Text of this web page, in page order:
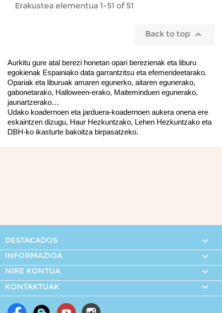
Erakustea elementua 1-51 of 51
Back to top 
Aurkitu gure atal berezi honetan opari berezienak eta liburu
egokienak Espainiako data garrantzitsu eta efemerideetarako.
Opariak eta liburuak amaren egunerko, aitaren egunerako,
gabonetarako, Halloween-erako, Maiteminduen egunerako,
jaunartzerako…
Udako koadernoen eta jarduera-koadernoen aukera onena ere
eskaintzen dizugu, Haur Hezkuntzako, Lehen Hezkuntzako eta
DBH-ko ikasturte bakoitza birpasatzeko.
DESTACADOS 
INFORMAZIOA 
NIRE KONTUA 
KONTAKTUAK 